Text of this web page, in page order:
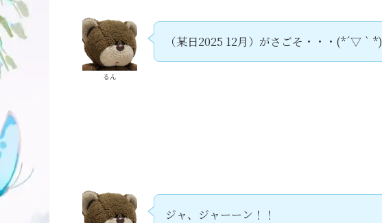
るん
（某日2025 12月）がさごそ・・・(*´▽｀*)
ジャ、ジャーーン！！